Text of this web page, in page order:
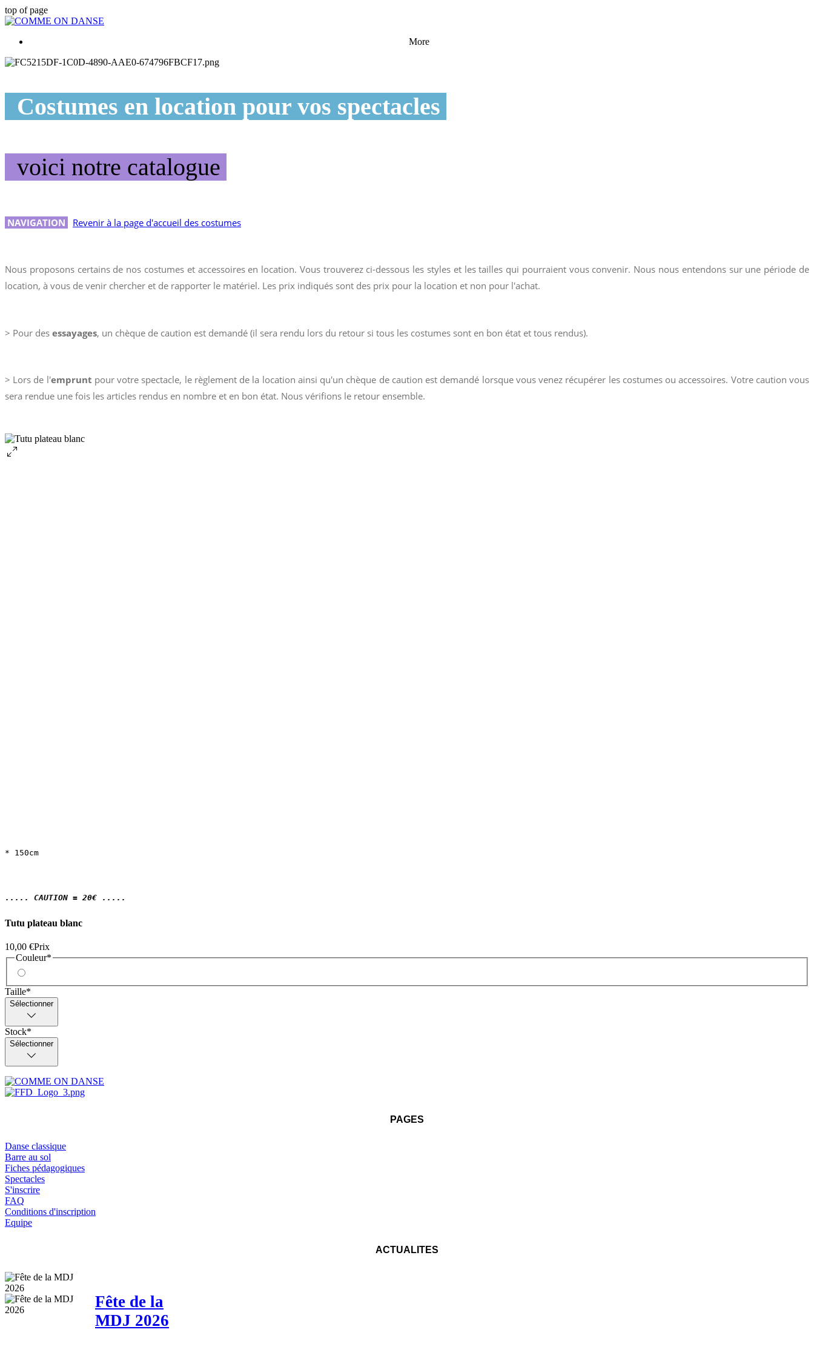
top of page
More
Costumes en location pour vos spectacles
voici notre catalogue
NAVIGATION Revenir à la page d'accueil des costumes
Nous proposons certains de nos costumes et accessoires en location. Vous trouverez ci-dessous les styles et les tailles qui pourraient vous convenir. Nous nous entendons sur une période de
location, à vous de venir chercher et de rapporter le matériel. Les prix indiqués sont des prix pour la location et non pour l'achat.
> Pour des essayages, un chèque de caution est demandé (il sera rendu lors du retour si tous les costumes sont en bon état et tous rendus).
> Lors de l'emprunt pour votre spectacle, le règlement de la location ainsi qu'un chèque de caution est demandé lorsque vous venez récupérer les costumes ou accessoires. Votre caution vous
sera rendue une fois les articles rendus en nombre et en bon état. Nous vérifions le retour ensemble.
* 150cm
..... CAUTION = 20€ .....
Tutu plateau blanc
10,00 €Prix
Couleur*
Taille*
Sélectionner
Stock*
Sélectionner
PAGES
Danse classique
Barre au sol
Fiches pédagogiques
Spectacles
S'inscrire
FAQ
Conditions d'inscription
Equipe
ACTUALITES
Fête de la
MDJ 2026